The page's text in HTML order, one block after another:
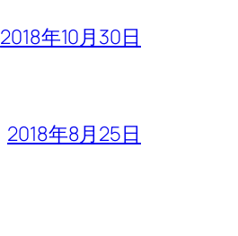
2018年10月30日
2018年8月25日